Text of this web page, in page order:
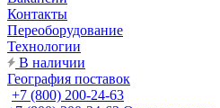
Контакты
Переоборудование
Технологии
В наличии
География поставок
+7 (800) 200-24-63